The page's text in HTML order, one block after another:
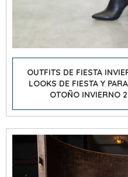
OUTFITS DE FIESTA
LOOKS DE FIESTA Y
OTOÑO INVIERNO